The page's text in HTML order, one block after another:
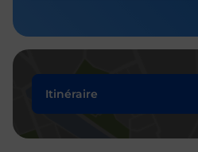
Itinéraire